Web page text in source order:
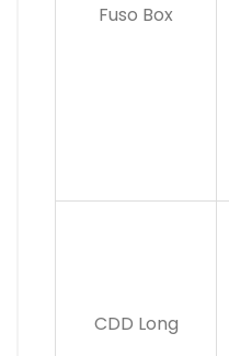
Fuso Box
CDD Long